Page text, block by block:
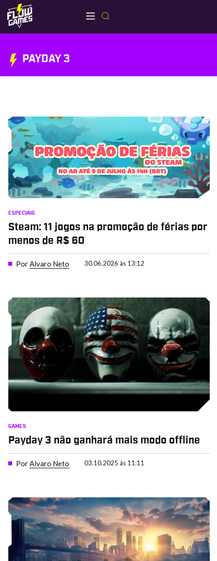
PAYDAY 3
ESPECIAIS
Steam: 11 jogos na promoção de férias por
menos de R$ 60
PorAlvaro Neto 30.06.2026 às 13:12
GAMES
Payday 3 não ganhará mais modo offline
PorAlvaro Neto 03.10.2025 às 11:11